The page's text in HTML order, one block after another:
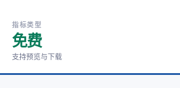
指标类型
免费
支持预览与下载